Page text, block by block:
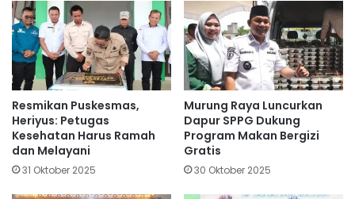
Resmikan Puskesmas,
Heriyus: Petugas
Kesehatan Harus Ramah
dan Melayani
31 Oktober 2025
Murung Raya Luncurkan
Dapur SPPG Dukung
Program Makan Bergizi
Gratis
30 Oktober 2025